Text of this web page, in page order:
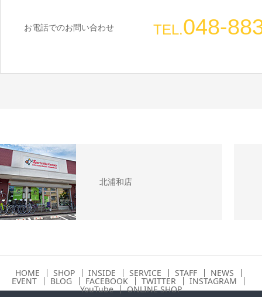
お電話でのお問い合わせ TEL.048-
北浦和店
HOME SHOP INSIDE SERVICE STAFF NEWS
EVENT BLOG FACEBOOK TWITTER INSTAGRAM
YouTube ONLINE SHOP